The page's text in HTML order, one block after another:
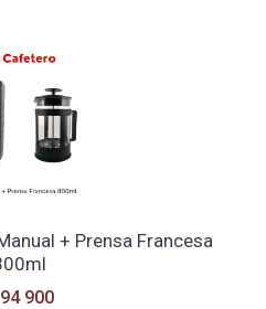
+ Prensa Francesa
900